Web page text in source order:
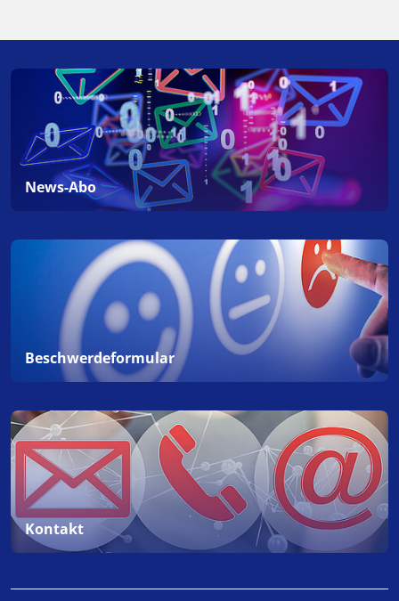
News-Abo
Beschwerdeformular
Kontakt